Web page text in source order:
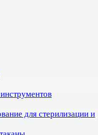
для стерилизации и